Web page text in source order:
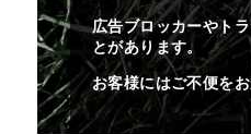
広告ブロッカーやト
とがあります。
お客様にはご不便を